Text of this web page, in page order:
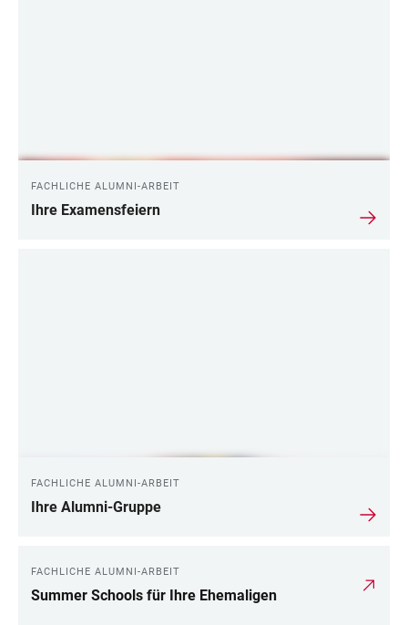
FACHLICHE ALUMNI-ARBEIT
Ihre Examensfeiern
FACHLICHE ALUMNI-ARBEIT
Ihre Alumni-Gruppe
FACHLICHE ALUMNI-ARBEIT
Summer Schools für Ihre Ehemaligen